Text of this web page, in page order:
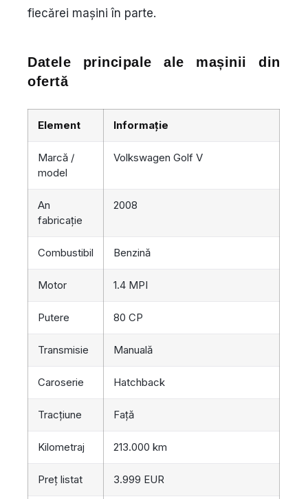
fiecărei mașini în parte.
Datele principale ale mașinii din
ofertă
Element Informație
Marcă /
model
Volkswagen Golf V
An
fabricație
2008
Combustibil Benzină
Motor 1.4 MPI
Putere 80 CP
Transmisie Manuală
Caroserie Hatchback
Tracțiune Față
Kilometraj 213.000 km
Preț listat 3.999 EUR